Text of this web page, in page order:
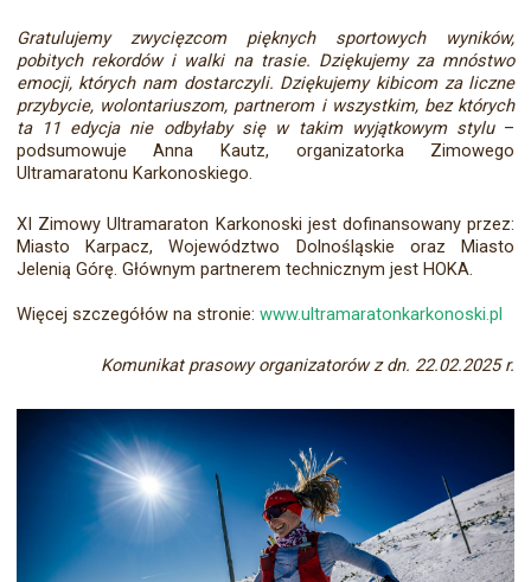
Gratulujemy zwycięzcom pięknych sportowych wyników,
pobitych rekordów i walki na trasie. Dziękujemy za mnóstwo
emocji, których nam dostarczyli. Dziękujemy kibicom za liczne
przybycie, wolontariuszom, partnerom i wszystkim, bez których
ta 11 edycja nie odbyłaby się w takim wyjątkowym stylu–
podsumowuje Anna Kautz, organizatorka Zimowego
Ultramaratonu Karkonoskiego.
XI Zimowy Ultramaraton Karkonoski jest dofinansowany przez:
Miasto Karpacz, Województwo Dolnośląskie oraz Miasto
Jelenią Górę. Głównym partnerem technicznym jest HOKA.
Więcej szczegółów na stronie: www.ultramaratonkarkonoski.pl
Komunikat prasowy organizatorów z dn. 22.02.2025 r.